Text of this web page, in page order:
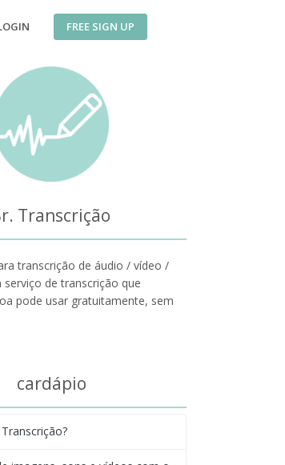
FREE SIGN UP
Transcrição
transcrição de áudio / vídeo /
serviço de transcrição que
pode usar gratuitamente, sem
cardápio